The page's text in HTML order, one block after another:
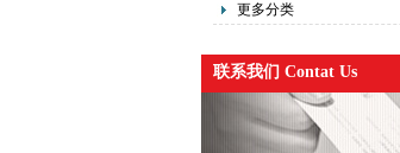
更多分类
联系我们 Contat Us